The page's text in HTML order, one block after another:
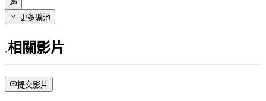
更多礦池
相關影片
提交影片